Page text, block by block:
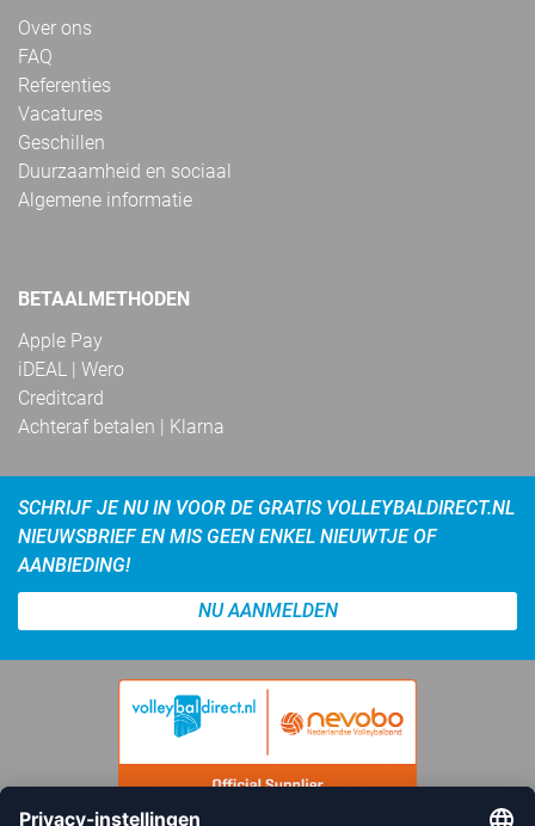
Over ons
FAQ
Referenties
Vacatures
Geschillen
Duurzaamheid en sociaal
Algemene informatie
BETAALMETHODEN
Apple Pay
iDEAL | Wero
Creditcard
Achteraf betalen | Klarna
SCHRIJF JE NU IN VOOR DE GRATIS VOLLEYBALDIRECT.NL
NIEUWSBRIEF EN MIS GEEN ENKEL NIEUWTJE OF
AANBIEDING!
NU AANMELDEN